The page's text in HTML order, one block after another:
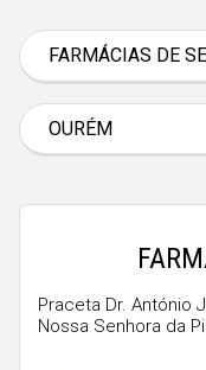
FARMÁCIAS DE
Braga
Bragança
Castelo Branco
Évora
OURÉM
Praceta Dr. António
Nossa Senhora da